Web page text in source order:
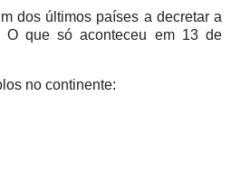
dos últimos países a decretar a
O que só aconteceu em 13 de
no continente: